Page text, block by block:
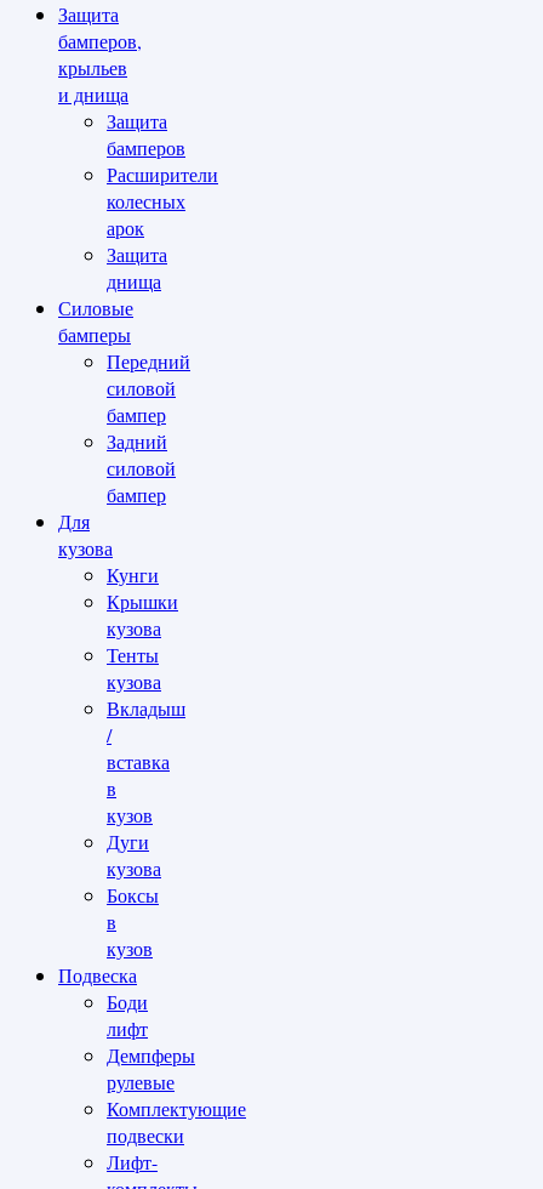
Защита
бамперов,
крыльев
и днища
Защита
бамперов
Расширители
колесных
арок
Защита
днища
Силовые
бамперы
Передний
силовой
бампер
Задний
силовой
бампер
Для
кузова
Кунги
Крышки
кузова
Тенты
кузова
Вкладыш
/
вставка
в
кузов
Дуги
кузова
Боксы
в
кузов
Подвеска
Боди
лифт
Демпферы
рулевые
Комплектующие
подвески
Лифт-